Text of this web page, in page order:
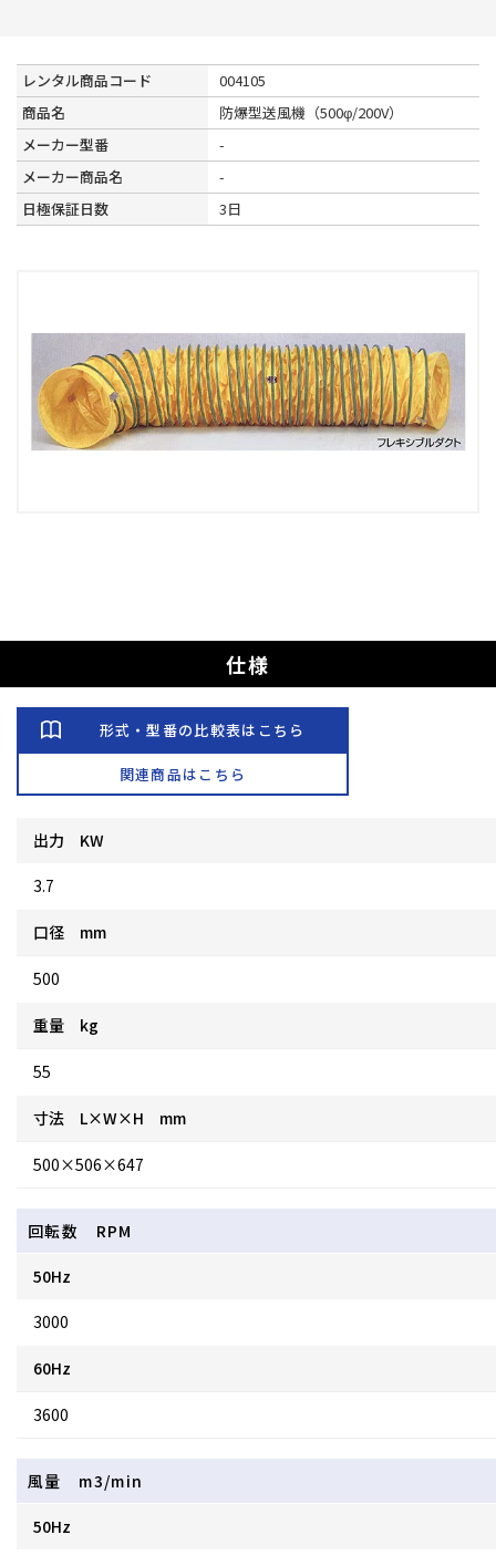
レンタル商品コード
004105
商品名
防爆型送風機（500φ/200V）
メーカー型番
-
メーカー商品名
-
日極保証日数
3日
仕様
形式・型番の比較表はこちら
関連商品はこちら
出力 KW
3.7
口径 mm
500
重量 kg
55
寸法 L×W×H mm
500×506×647
回転数 RPM
50Hz
3000
60Hz
3600
風量 m3/min
50Hz